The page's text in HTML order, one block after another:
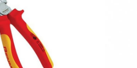
ΠΕΡΙΣΣΟΤΕΡΑ